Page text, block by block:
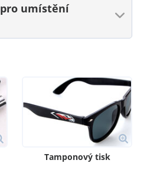
pro umístění
Tamponový tisk